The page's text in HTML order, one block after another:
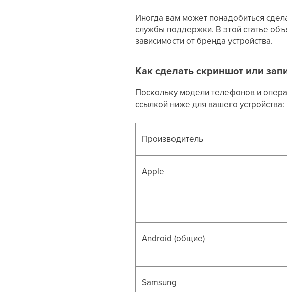
Иногда вам может понадобиться
службы поддержки. В этой статье
зависимости от бренда устройства.
Как сделать скриншот или
Поскольку модели телефонов и
ссылкой ниже для вашего устройства:
Производитель
Apple
Android (общие)
Samsung